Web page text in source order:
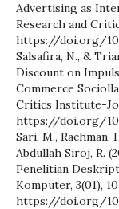
Advertising as
Research and
https://doi.org/
Salsafira, N., &
Discount on
Commerce
Critics Institute-
https://doi.org/
Sari, M., Rachman,
Abdullah Siroj, R.
Penelitian
Komputer, 3(01),
https://doi.org/